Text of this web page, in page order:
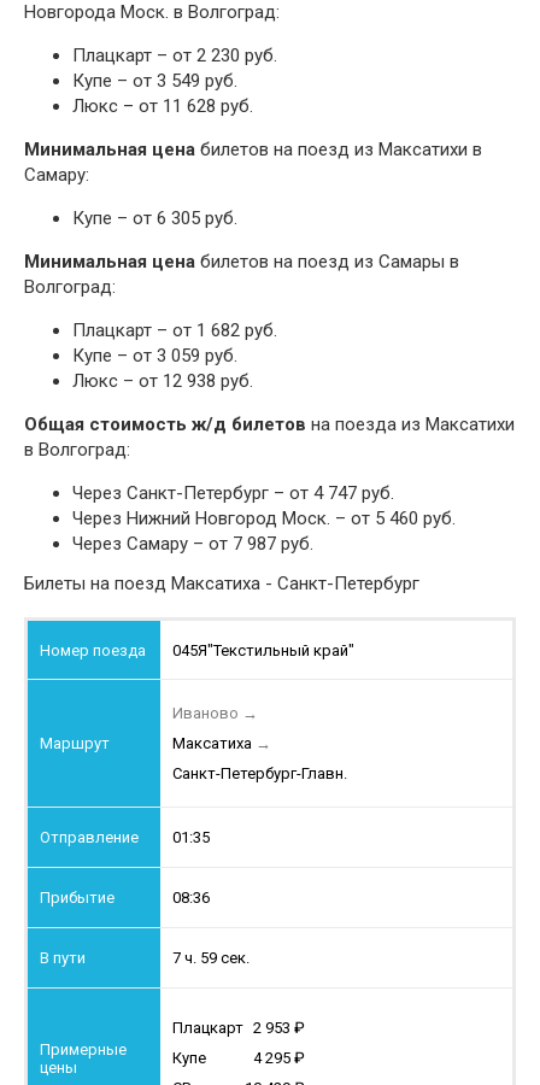
Новгорода Моск. в Волгоград:
Плацкарт – от 2 230 руб.
Купе – от 3 549 руб.
Люкс – от 11 628 руб.
Минимальная цена билетов на поезд из Максатихи в
Самару:
Купе – от 6 305 руб.
Минимальная цена билетов на поезд из Самары в
Волгоград:
Плацкарт – от 1 682 руб.
Купе – от 3 059 руб.
Люкс – от 12 938 руб.
Общая стоимость ж/д билетов на поезда из Максатихи
в Волгоград:
Через Санкт-Петербург – от 4 747 руб.
Через Нижний Новгород Моск. – от 5 460 руб.
Через Самару – от 7 987 руб.
Билеты на поезд Максатиха - Санкт-Петербург
045Я"Текстильный край"
Иваново →
Максатиха →
Санкт-Петербург-Главн.
01:35
08:36
7 ч. 59 сек.
Плацкарт 2 953
Купе
4 295